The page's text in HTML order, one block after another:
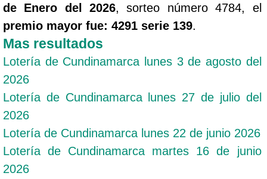
de Enero del 2026, sorteo número 4784, el
premio mayor fue: 4291 serie 139.
Mas resultados
Lotería de Cundinamarca lunes 3 de agosto del
2026
Lotería de Cundinamarca lunes 27 de julio del
2026
Lotería de Cundinamarca lunes 22 de junio 2026
Lotería de Cundinamarca martes 16 de junio
2026